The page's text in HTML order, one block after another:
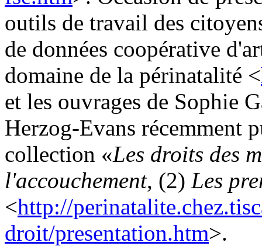
outils de travail des
de données coopérative
domaine de la périnatalité <
et les ouvrages de Sophie
Herzog-Evans récemment
collection «Les droits des
l'accouchement, (2) Les
<http://
droit/presentation.htm>.